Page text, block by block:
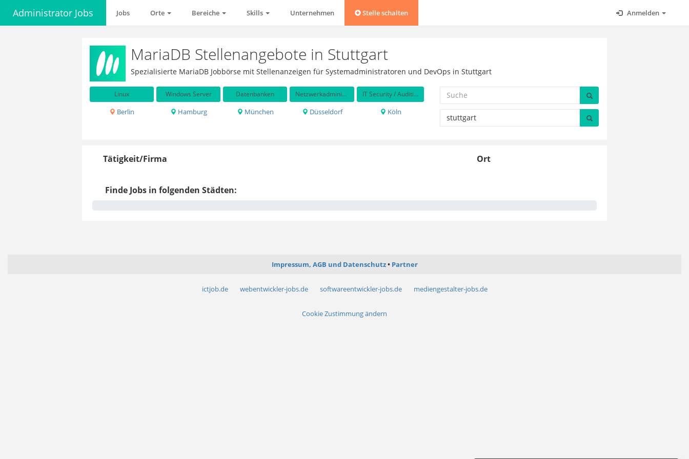
Administrator Jobs Jobs Orte Bereiche Skills Unternehmen Stelle schalten Anmelden
MariaDB Stellenangebote in Stuttgart
Spezialisierte MariaDB Jobbörse mit Stellenanzeigen für Systemadministratoren und DevOps in Stuttgart
Linux Windows Server Datenbanken Netzwerkadministration IT Security / Auditing
Berlin Hamburg München Düsseldorf Köln
Tätigkeit/Firma Ort
Finde Jobs in folgenden Städten:
Impressum, AGB und Datenschutz Partner
ictjob.de webentwickler-jobs.de softwareentwickler-jobs.de mediengestalter-jobs.de
Cookie Zustimmung ändern